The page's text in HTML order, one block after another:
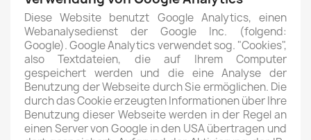
Diese Website benutzt Google Analytics, einen
Webanalysedienst der Google Inc. (folgend:
Google). Google Analytics verwendet sog. "Cookies",
also Textdateien, die auf Ihrem Computer
gespeichert werden und die eine Analyse der
Benutzung der Webseite durch Sie ermöglichen. Die
durch das Cookie erzeugten Informationen über Ihre
Benutzung dieser Webseite werden in der Regel an
einen Server von Google in den USA übertragen und